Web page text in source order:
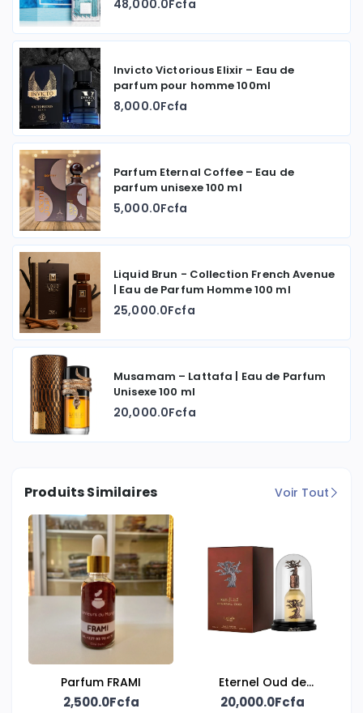
48,000.0Fcfa
Invicto Victorious Elixir – Eau de
parfum pour homme 100ml
8,000.0Fcfa
Parfum Eternal Coffee – Eau de
parfum unisexe 100 ml
5,000.0Fcfa
Liquid Brun - Collection French Avenue
| Eau de Parfum Homme 100 ml
25,000.0Fcfa
Musamam – Lattafa | Eau de Parfum
Unisexe 100 ml
20,000.0Fcfa
Produits Similaires Voir Tout
Parfum FRAMI
2,500.0Fcfa
Eternel Oud de
Lattafa
20,000.0Fcfa